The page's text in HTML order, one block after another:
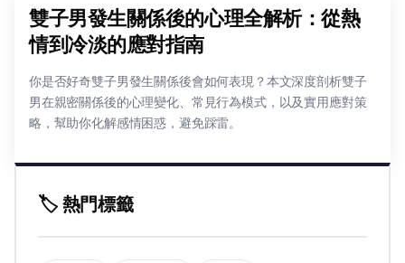
雙子男發生關係後的心理全解析：從熱
情到冷淡的應對指南
你是否好奇雙子男發生關係後會如何表現？本文深度剖析雙子
男在親密關係後的心理變化、常見行為模式，以及實用應對策
略，幫助你化解感情困惑，避免踩雷。
🏷️ 熱門標籤